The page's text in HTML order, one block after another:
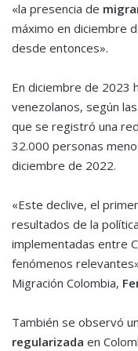
«la presencia de
máximo en diciembre
desde entonces».
En diciembre de 2023
venezolanos, según
que se registró una
32.000 personas
diciembre de 2022.
«Este declive, el
resultados de la
implementadas entre
fenómenos
Migración Colombia,
También se observó
regularizada en